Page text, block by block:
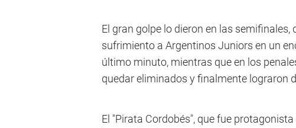
El gran golpe lo dieron en las
sufrimiento a Argentinos Juniors en un
último minuto, mientras que en los
quedar eliminados y finalmente lograron
El "Pirata Cordobés", que fue